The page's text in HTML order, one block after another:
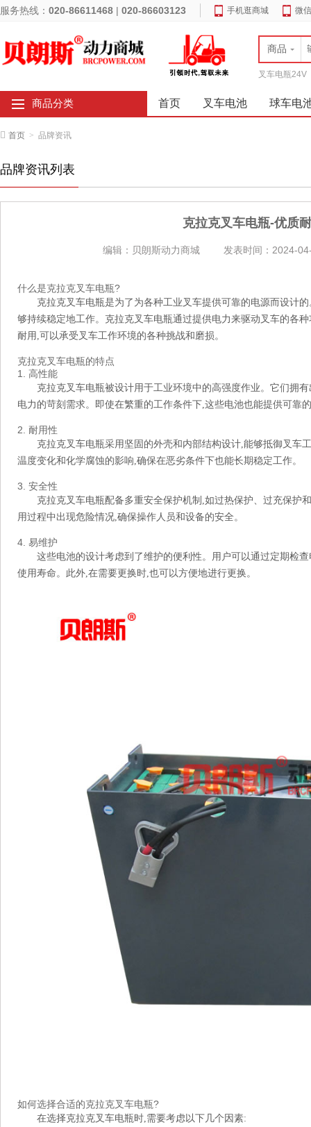
服务热线： 020-86611468 | 020-86603123 手机逛商城 微
商品
叉车电瓶24V
商品分类 首页 叉车电池 球车电
首页 > 品牌资讯
品牌资讯列表
克拉克叉车电瓶-优质
编辑：贝朗斯动力商城 发表时间：2024-
什么是克拉克叉车电瓶?
克拉克叉车电瓶是为了为各种工业叉车提供可靠的电源而设计
够持续稳定地工作。克拉克叉车电瓶通过提供电力来驱动叉车的各
耐用,可以承受叉车工作环境的各种挑战和磨损。
克拉克叉车电瓶的特点
1. 高性能
克拉克叉车电瓶被设计用于工业环境中的高强度作业。它们拥
电力的苛刻需求。即使在繁重的工作条件下,这些电池也能提供可靠
2. 耐用性
克拉克叉车电瓶采用坚固的外壳和内部结构设计,能够抵御叉车
温度变化和化学腐蚀的影响,确保在恶劣条件下也能长期稳定工作。
3. 安全性
克拉克叉车电瓶配备多重安全保护机制,如过热保护、过充保护
用过程中出现危险情况,确保操作人员和设备的安全。
4. 易维护
这些电池的设计考虑到了维护的便利性。用户可以通过定期检
使用寿命。此外,在需要更换时,也可以方便地进行更换。
如何选择合适的克拉克叉车电瓶?
在选择克拉克叉车电瓶时,需要考虑以下几个因素: